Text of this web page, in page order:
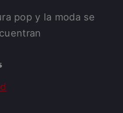
pop y la moda se